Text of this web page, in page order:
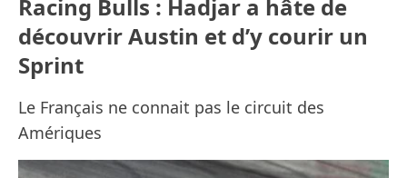
Racing Bulls : Hadjar a hâte de
découvrir Austin et d’y courir un
Sprint
Le Français ne connait pas le circuit des
Amériques